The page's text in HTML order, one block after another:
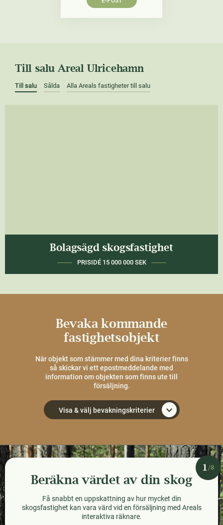
Till salu Areal Ulricehamn
Till salu Sålda Alla Areals fastigheter till salu
Bolagsägd skogsfastighet
PRISIDÉ 15 000 000 SEK
Bevaka kommande
fastighetsobjekt
När objekt som stämmer med dina kriterier finns
så skickar vi ett epostmeddelande med
information om objekten som finns ute till
försäljning.
Visa & välj bevakningskriterier
Beräkna värdet av din skog
Få snabbt en uppskattning av hur mycket din
skogsfastighet kan vara värd vid en försäljning med Areals
interaktiva räknare.
1 /8